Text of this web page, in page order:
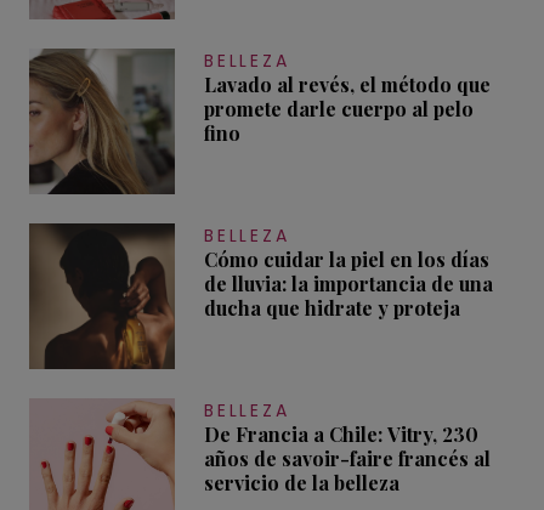
BELLEZA
Lavado al revés, el método que
promete darle cuerpo al pelo
fino
BELLEZA
Cómo cuidar la piel en los días
de lluvia: la importancia de una
ducha que hidrate y proteja
BELLEZA
De Francia a Chile: Vitry, 230
años de savoir-faire francés al
servicio de la belleza